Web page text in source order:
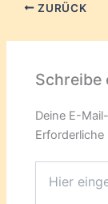
ZURÜCK
Schreibe
Deine E-
Erforderliche
eingeben…